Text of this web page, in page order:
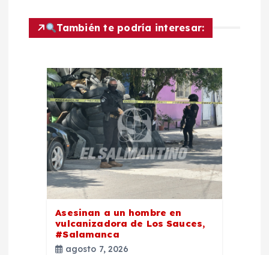
ó
n
También te podría interesar:
Asesinan a un hombre en
vulcanizadora de Los Sauces,
#Salamanca
agosto 7, 2026